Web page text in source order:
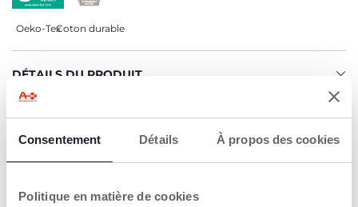
Consentement Détails À propos des cookies
Politique en matière de cookies
Oeko-TexCoton durable
DÉTAILS DU PRODUIT
AVERTISSEMENTS ET INSTRUCTIONS
CHICCO S'ENGAGE
Notre coton est… Durable !